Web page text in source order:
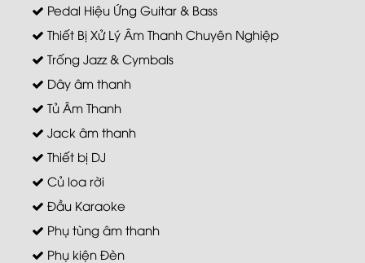
Pedal Hiệu Ứng Guitar & Bass
Thiết Bị Xử Lý Âm Thanh Chuyên Nghiệp
Trống Jazz & Cymbals
Dây âm thanh
Tủ Âm Thanh
Jack âm thanh
Thiết bị DJ
Củ loa rời
Đầu Karaoke
Phụ tùng âm thanh
Phụ kiện Đèn